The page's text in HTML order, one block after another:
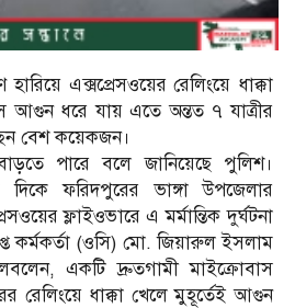
হারিয়ে এক্সপ্রেসওয়ের রেলিংয়ে ধাক্কা
আগুন ধরে যায় এতে অন্তত ৭ যাত্রীর
বেশ কয়েকজন।
পারে বলে জানিয়েছে পুলিশ।
ফরিদপুরের ভাঙ্গা উপজেলার
ফ্লাইওভারে এ মর্মান্তিক দুর্ঘটনা
কর্মকর্তা (ওসি) মো. জিয়ারুল ইসলাম
একটি দ্রুতগামী মাইক্রোবাস
রেলিংয়ে ধাক্কা খেলে মুহূর্তেই আগুন